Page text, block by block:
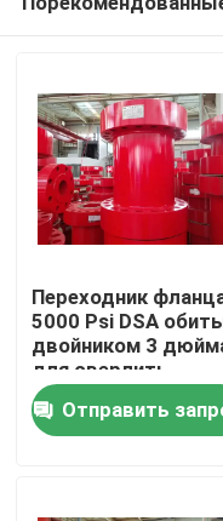
Главная страница
Продукция
Переходник
5000 Psi DSA
двойником 3
для сверлить
Отправить